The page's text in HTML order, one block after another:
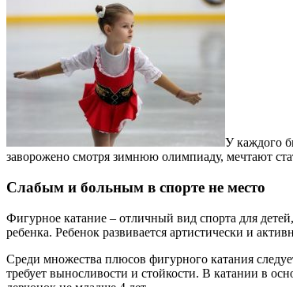
У каждого
заворожено смотря зимнюю олимпиаду, мечтают
Слабым и больным в спорте не место
Фигурное катание – отличный вид спорта для
ребенка. Ребенок развивается артистически и
Среди множества плюсов фигурного катания
требует выносливости и стойкости. В катании в